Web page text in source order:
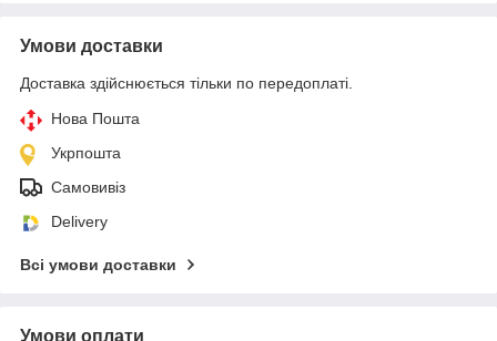
Умови доставки
Доставка здійснюється тільки по передоплаті.
Нова Пошта
Укрпошта
Самовивіз
Delivery
Всі умови доставки
Умови оплати